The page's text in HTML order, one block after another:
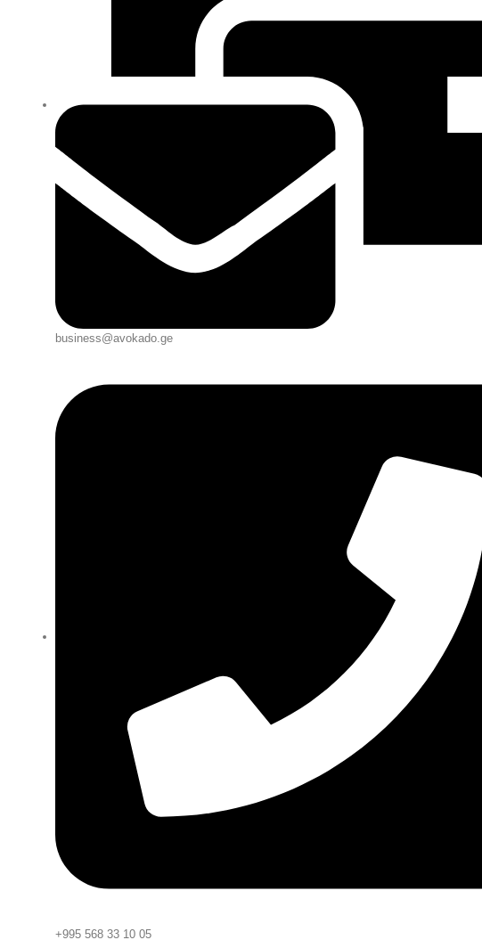
business@avokado.ge
+995 568 33 10 05